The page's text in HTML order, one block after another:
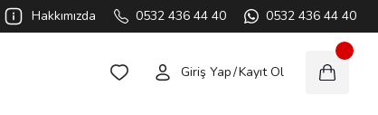
Hakkımızda 0532 436 44 40 0532 436 44 40
Giriş Yap/Kayıt Ol